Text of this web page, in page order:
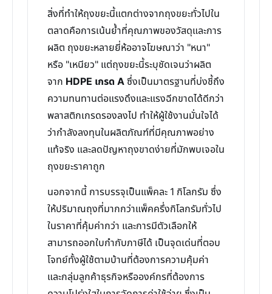
สิ่งที่ทำให้ถุงขยะนี้แตกต่างจากถุงขยะทั่วไปใน
ตลาดคือการเน้นย้ำที่คุณภาพของวัสดุและการ
ผลิต ถุงขยะหลายยี่ห้ออาจโฆษณาว่า "หนา"
หรือ "เหนียว" แต่ถุงขยะนี้ระบุชัดเจนว่าผลิต
จาก HDPE เกรด Aซึ่งเป็นมาตรฐานที่บ่งชี้ถึง
ความทนทานต่อแรงดึงและแรงฉีกขาดได้ดีกว่า
พลาสติกเกรดรองลงไป ทำให้ผู้ใช้งานมั่นใจได้
ว่ากำลังลงทุนในผลิตภัณฑ์ที่มีคุณภาพอย่าง
แท้จริง และลดปัญหาถุงขาดง่ายที่มักพบเจอใน
ถุงขยะราคาถูก
นอกจากนี้ การบรรจุเป็นแพ็คละ 1 กิโลกรัม ซึ่ง
ให้ปริมาณถุงที่มากกว่าแพ็คครึ่งกิโลกรัมทั่วไป
ในราคาที่คุ้มค่ากว่า และการมีตัวเลือกให้
สามารถออกใบกำกับภาษีได้ เป็นจุดเด่นที่ตอบ
โจทย์ทั้งผู้ใช้ตามบ้านที่ต้องการความคุ้มค่า
และกลุ่มลูกค้าธุรกิจหรือองค์กรที่ต้องการ